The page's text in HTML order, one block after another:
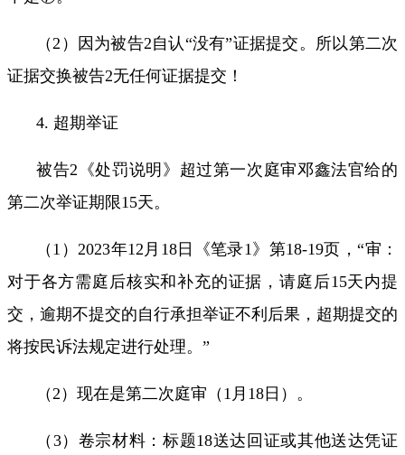
（ 2 ）因为被告2自认“没有”证据提交 。所以第二次
证据交换被告2无任何证据提交！
4. 超期举证
被告2 《处罚说明》超过第一次庭审邓鑫法官给的
第二次举证期限15天。
（ 1 ） 2023年12 月 18日《笔录1 》第18-19页，“审：
对于各方需庭后核实和补充的证据，请庭后15天内提
交，逾期不提交的自行承担举证不利后果，超期提交的
将按民诉法规定进行处理。 ”
（ 2 ）现在是第二次庭审（ 1 月 18日）。
（ 3）卷宗材料：标题18送达回证或其他送达凭证